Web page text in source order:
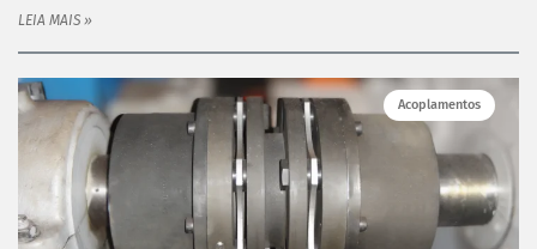
LEIA MAIS »
Acoplamentos